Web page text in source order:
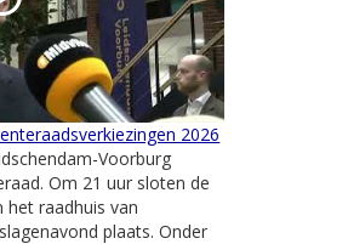
2026
Voorburg
Om 21 uur sloten de
het raadhuis van
plaats. Onder